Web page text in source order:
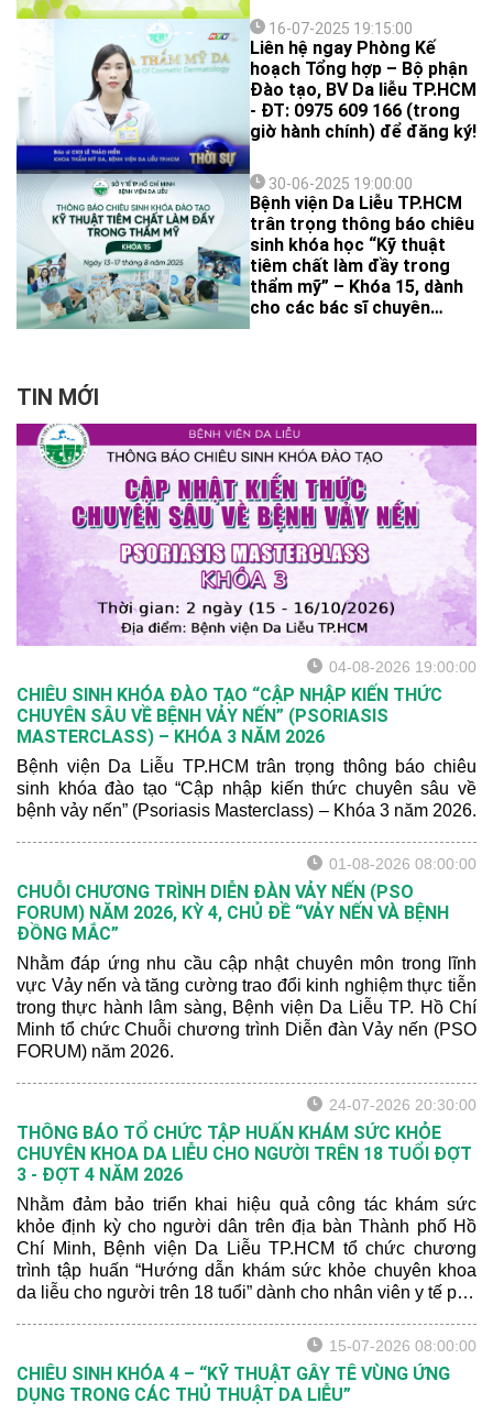
… 16-07-2025 19:15:00
Liên hệ ngay Phòng Kế
hoạch Tổng hợp – Bộ phận
Đào tạo, BV Da liễu TP.HCM
- ĐT: 0975 609 166 (trong
giờ hành chính) để đăng ký!
30-06-2025 19:00:00
Bệnh viện Da Liễu TP.HCM
trân trọng thông báo chiêu
sinh khóa học “Kỹ thuật
tiêm chất làm đầy trong
thẩm mỹ” – Khóa 15, dành
cho các bác sĩ chuyên
mong muốn được đào tạo
bài bản, thực hành thực tế
nhằm nâng cao tay nghề và
tự tin ứng dụng kỹ thuật
tiêm chất làm đầy một
cách an toàn, hiệu quả
trong thực hành lâm sàng.
TIN MỚI
04-08-2026 19:00:00
CHIÊU SINH KHÓA ĐÀO TẠO “CẬP NHẬP KIẾN THỨC
CHUYÊN SÂU VỀ BỆNH VẢY NẾN” (PSORIASIS
MASTERCLASS) – KHÓA 3 NĂM 2026
Bệnh viện Da Liễu TP.HCM trân trọng thông báo chiêu
sinh khóa đào tạo “Cập nhập kiến thức chuyên sâu về
bệnh vảy nến” (Psoriasis Masterclass) – Khóa 3 năm 2026.
01-08-2026 08:00:00
CHUỖI CHƯƠNG TRÌNH DIỄN ĐÀN VẢY NẾN (PSO
FORUM) NĂM 2026, KỲ 4, CHỦ ĐỀ “VẢY NẾN VÀ BỆNH
ĐỒNG MẮC”
Nhằm đáp ứng nhu cầu cập nhật chuyên môn trong lĩnh
vực Vảy nến và tăng cường trao đổi kinh nghiệm thực tiễn
trong thực hành lâm sàng, Bệnh viện Da Liễu TP. Hồ Chí
Minh tổ chức Chuỗi chương trình Diễn đàn Vảy nến (PSO
FORUM) năm 2026.
24-07-2026 20:30:00
THÔNG BÁO TỔ CHỨC TẬP HUẤN KHÁM SỨC KHỎE
CHUYÊN KHOA DA LIỄU CHO NGƯỜI TRÊN 18 TUỔI ĐỢT
3 - ĐỢT 4 NĂM 2026
Nhằm đảm bảo triển khai hiệu quả công tác khám sức
khỏe định kỳ cho người dân trên địa bàn Thành phố Hồ
Chí Minh, Bệnh viện Da Liễu TP.HCM tổ chức chương
trình tập huấn “Hướng dẫn khám sức khỏe chuyên khoa
da liễu cho người trên 18 tuổi” dành cho nhân viên y tế phụ
15-07-2026 08:00:00
CHIÊU SINH KHÓA 4 – “KỸ THUẬT GÂY TÊ VÙNG ỨNG
DỤNG TRONG CÁC THỦ THUẬT DA LIỄU”